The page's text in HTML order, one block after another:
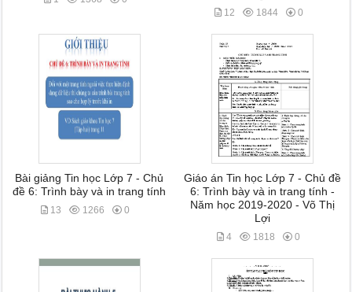
12 1844 0
Bài giảng Tin học Lớp 7 - Chủ
đề 6: Trình bày và in trang tính
13 1266 0
Giáo án Tin học Lớp 7 - Chủ đề
6: Trình bày và in trang tính -
Năm học 2019-2020 - Võ Thị
Lợi
4 1818 0